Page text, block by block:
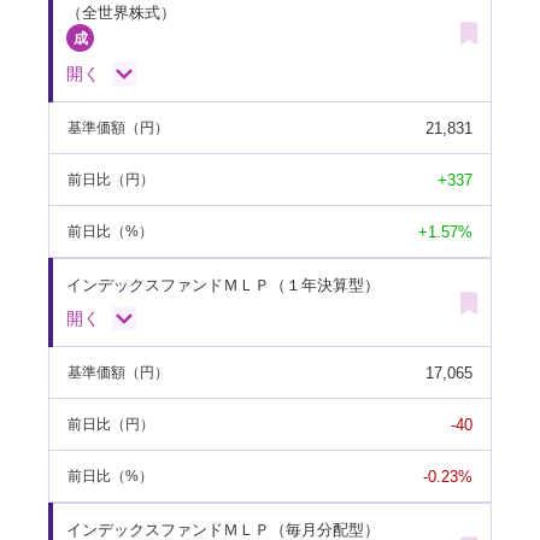
（全世界株式）
開く
基準価額 （円） 21,831
前日比 （円） +337
前日比 （%） +1.57%
インデックスファンドＭＬＰ（１年決算型）
開く
基準価額 （円） 17,065
前日比 （円） -40
前日比 （%） -0.23%
インデックスファンドＭＬＰ（毎月分配型）